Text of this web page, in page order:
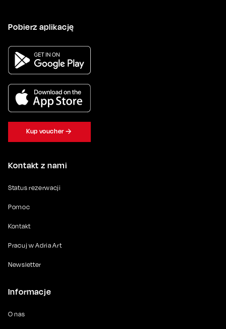
Kontakt z nami
Status rezerwacji
Pomoc
Kontakt
Pracuj w Adria Art
Newsletter
Informacje
O nas
Pobierz aplikację
Kup voucher